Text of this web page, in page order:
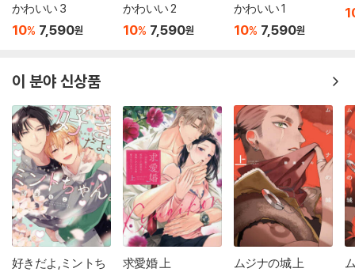
かわいい 3
10% 7,590원
かわいい 2
10% 7,590원
かわいい 1
10% 7,590원
이 분야 신상품
好きだよ,ミントち
求愛婚 上 ムジナの城 上